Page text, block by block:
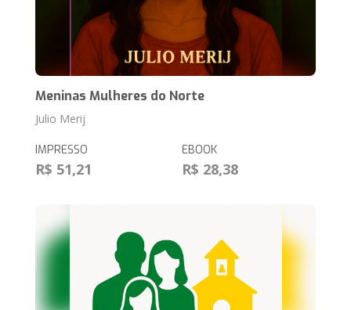
Meninas Mulheres do Norte
Julio Merij
IMPRESSO
R$ 51,21
EBOOK
R$ 28,38